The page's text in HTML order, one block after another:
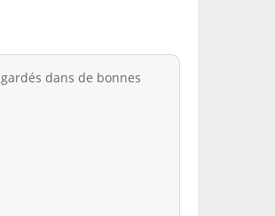
dans de bonnes